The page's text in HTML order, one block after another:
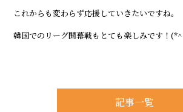
これからも変わらず応援していきたいですね。
韓国でのリーグ開幕戦もとても楽しみです！
記事一覧